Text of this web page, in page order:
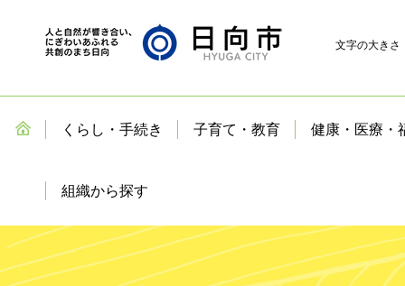
文字の大きさ
くらし・手続き 子育て・教育 健康・医療・
組織から探す